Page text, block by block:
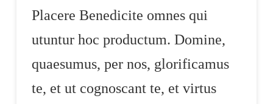
Placere Benedicite omnes qui
utuntur hoc productum. Domine,
quaesumus, per nos, glorificamus
te, et ut cognoscant te, et virtus